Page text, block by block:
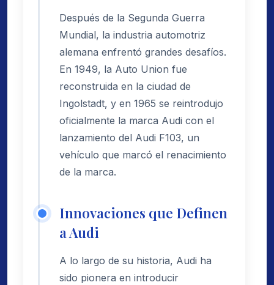
Después de la Segunda Guerra
Mundial, la industria automotriz
alemana enfrentó grandes desafíos.
En 1949, la Auto Union fue
reconstruida en la ciudad de
Ingolstadt, y en 1965 se reintrodujo
oficialmente la marca Audi con el
lanzamiento del Audi F103, un
vehículo que marcó el renacimiento
de la marca.
Innovaciones que Definen
a Audi
A lo largo de su historia, Audi ha
sido pionera en introducir